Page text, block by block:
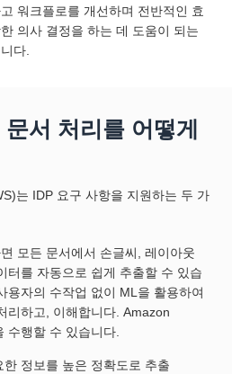
워크플로를 개선하며 전반적인 효
의사 결정을 하는 데 도움이 되는
다.
서 처리를 어떻게
는 IDP 요구 사항을 지원하는 두 가
모든 문서에서 손글씨, 레이아웃
터를 자동으로 쉽게 추출할 수 있습
용자의 수작업 없이 ML을 활용하여
리하고, 이해합니다. Amazon
수행할 수 있습니다.
정보를 높은 정확도로 추출